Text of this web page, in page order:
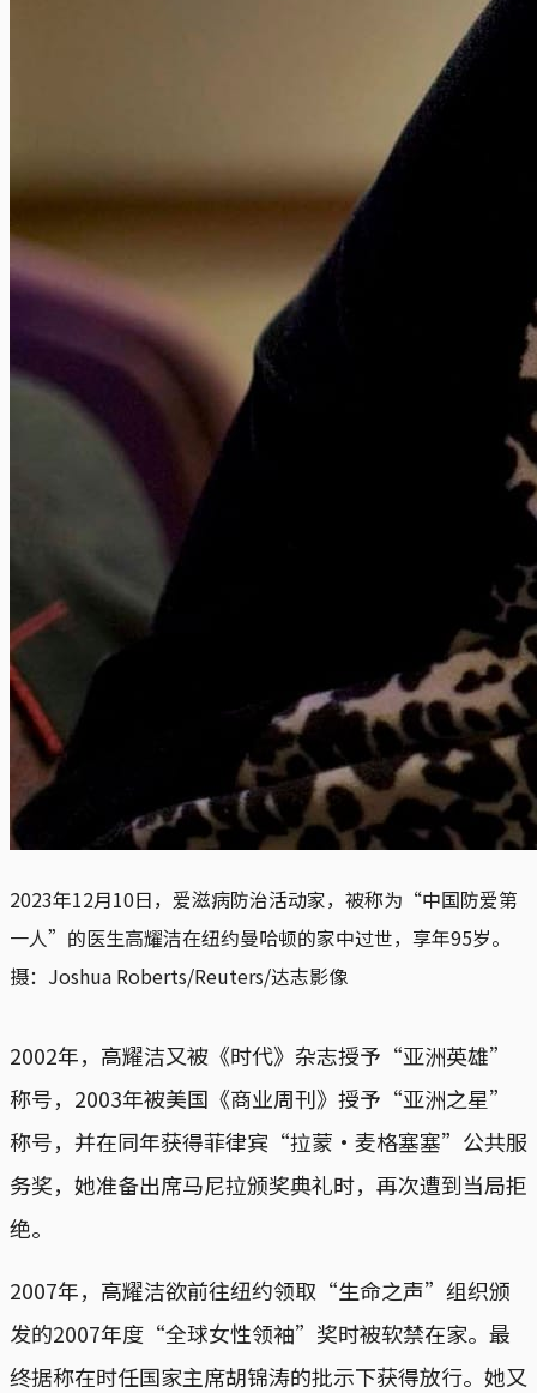
2023年12月10日，爱滋病防治活动家，被称为“中国防爱第
一人”的医生高耀洁在纽约曼哈顿的家中过世，享年95岁。
摄：Joshua Roberts/Reuters/达志影像
2002年，高耀洁又被《时代》杂志授予“亚洲英雄”
称号，2003年被美国《商业周刊》授予“亚洲之星”
称号，并在同年获得菲律宾“拉蒙·麦格塞塞”公共服
务奖，她准备出席马尼拉颁奖典礼时，再次遭到当局拒
绝。
2007年，高耀洁欲前往纽约领取“生命之声”组织颁
发的2007年度“全球女性领袖”奖时被软禁在家。最
终据称在时任国家主席胡锦涛的批示下获得放行。她又